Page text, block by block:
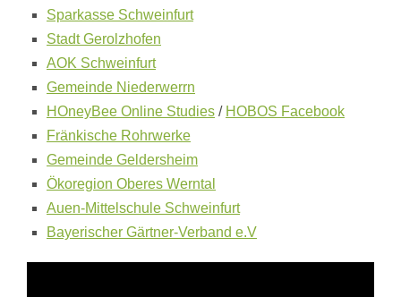
Bienenfreundlich
Gärtnern
Allgemein
Links
Biologische
Vielfalt
Sparkasse Schweinfurt
Stadt Gerolzhofen
AOK Schweinfurt
Gemeinde Niederwerrn
HOneyBee Online Studies / HOBOS Facebook
Fränkische Rohrwerke
Gemeinde Geldersheim
Ökoregion Oberes Werntal
Auen-Mittelschule Schweinfurt
Bayerischer Gärtner-Verband e.V